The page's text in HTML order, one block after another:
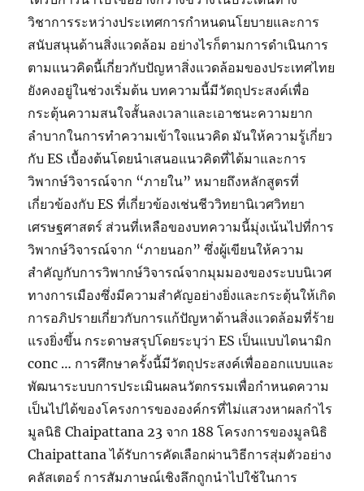
วิชาการระหว่างประเทศการกำหนดนโยบายและการ
สนับสนุนด้านสิ่งแวดล้อม อย่างไรก็ตามการดำเนินการ
ตามแนวคิดนี้เกี่ยวกับปัญหาสิ่งแวดล้อมของประเทศไทย
ยังคงอยู่ในช่วงเริ่มต้น บทความนี้มีวัตถุประสงค์เพื่อ
กระตุ้นความสนใจสั้นลงเวลาและเอาชนะความยาก
ลำบากในการทำความเข้าใจแนวคิด มันให้ความรู้เกี่ยว
กับ ES เบื้องต้นโดยนำเสนอแนวคิดที่ได้มาและการ
วิพากษ์วิจารณ์จาก “ภายใน” หมายถึงหลักสูตรที่
เกี่ยวข้องกับ ES ที่เกี่ยวข้องเช่นชีววิทยานิเวศวิทยา
เศรษฐศาสตร์ ส่วนที่เหลือของบทความนี้มุ่งเน้นไปที่การ
วิพากษ์วิจารณ์จาก “ภายนอก” ซึ่งผู้เขียนให้ความ
สำคัญกับการวิพากษ์วิจารณ์จากมุมมองของระบบนิเวศ
ทางการเมืองซึ่งมีความสำคัญอย่างยิ่งและกระตุ้นให้เกิด
การอภิปรายเกี่ยวกับการแก้ปัญหาด้านสิ่งแวดล้อมที่ร้าย
แรงยิ่งขึ้น กระดาษสรุปโดยระบุว่า ES เป็นแบบไดนามิก
conc … การศึกษาครั้งนี้มีวัตถุประสงค์เพื่อออกแบบและ
พัฒนาระบบการประเมินผลนวัตกรรมเพื่อกำหนดความ
เป็นไปได้ของโครงการขององค์กรที่ไม่แสวงหาผลกำไร
มูลนิธิ Chaipattana 23 จาก 188 โครงการของมูลนิธิ
Chaipattana ได้รับการคัดเลือกผ่านวิธีการสุ่มตัวอย่าง
คลัสเตอร์ การสัมภาษณ์เชิงลึกถูกนำไปใช้ในการ